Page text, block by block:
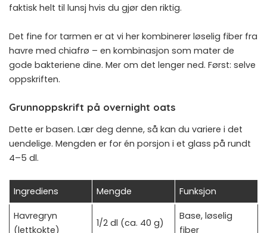
faktisk helt til lunsj hvis du gjør den riktig.
Det fine for tarmen er at vi her kombinerer løselig fiber fra
havre med chiafrø – en kombinasjon som mater de
gode bakteriene dine. Mer om det lenger ned. Først: selve
oppskriften.
Grunnoppskrift på overnight oats
Dette er basen. Lær deg denne, så kan du variere i det
uendelige. Mengden er for én porsjon i et glass på rundt
4–5 dl.
Ingrediens Mengde Funksjon
Havregryn
(lettkokte)
1/2 dl (ca. 40 g)
Base, løselig
fiber